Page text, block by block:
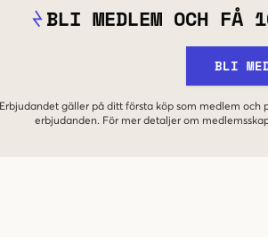
BLI MEDLEM OCH FÅ
BLI
Erbjudandet gäller på ditt första köp som medlem och
erbjudanden. För mer detaljer om